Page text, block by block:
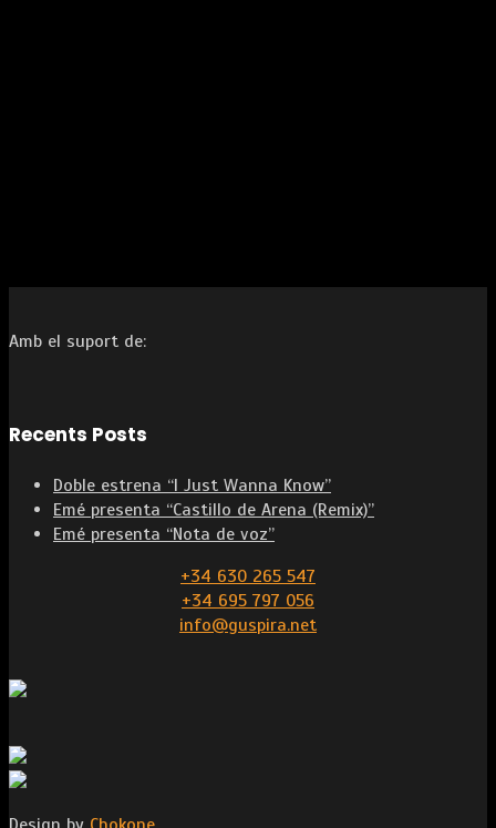
Amb el suport de:
Recents Posts
Doble estrena “I Just Wanna Know”
Emé presenta “Castillo de Arena (Remix)”
Emé presenta “Nota de voz”
+34 630 265 547
+34 695 797 056
info@guspira.net